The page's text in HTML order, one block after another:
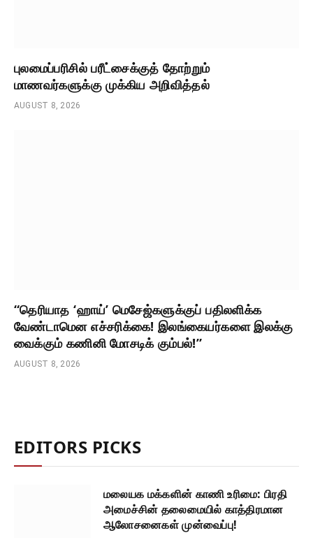
புலமைப்பரிசில் பரீட்சைக்குத் தோற்றும்
மாணவர்களுக்கு முக்கிய அறிவித்தல்
AUGUST 8, 2026
“தெரியாத ‘ஹாய்’ மெசேஜ்களுக்குப் பதிலளிக்க
வேண்டாமென எச்சரிக்கை! இலங்கையர்களை இலக்கு
வைக்கும் கணினி மோசடிக் கும்பல்!”
AUGUST 8, 2026
EDITORS PICKS
மலையக மக்களின் காணி உரிமை: பிரதி
அமைச்சின் தலைமையில் காத்திரமான
ஆலோசனைகள் முன்வைப்பு!